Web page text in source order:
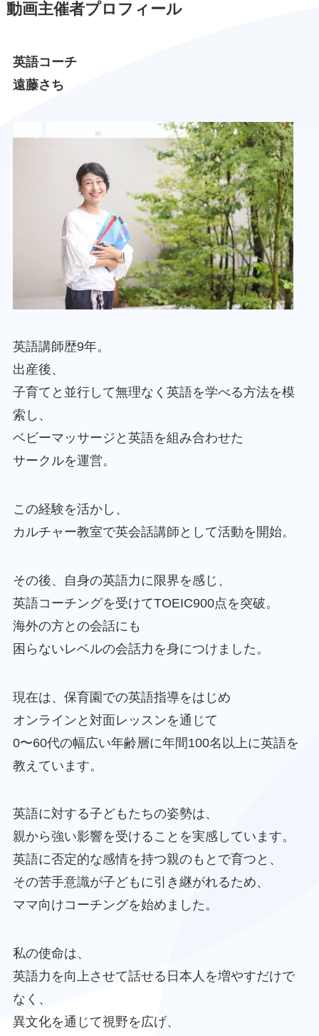
動画主催者プロフィール
英語コーチ
遠藤さち
英語講師歴9年。
出産後、
子育てと並行して無理なく英語を学べる方法を模
索し、
ベビーマッサージと英語を組み合わせた
サークルを運営。
この経験を活かし、
カルチャー教室で英会話講師として活動を開始。
その後、自身の英語力に限界を感じ、
英語コーチングを受けてTOEIC900点を突破。
海外の方との会話にも
困らないレベルの会話力を身につけました。
現在は、保育園での英語指導をはじめ
オンラインと対面レッスンを通じて
0〜60代の幅広い年齢層に年間100名以上に英語を
教えています。
英語に対する子どもたちの姿勢は、
親から強い影響を受けることを実感しています。
英語に否定的な感情を持つ親のもとで育つと、
その苦手意識が子どもに引き継がれるため、
ママ向けコーチングを始めました。
私の使命は、
英語力を向上させて話せる日本人を増やすだけで
なく、
異文化を通じて視野を広げ、